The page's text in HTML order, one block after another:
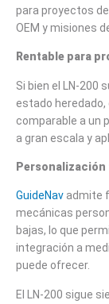
para proyectos
OEM y misiones
Rentable para
Si bien el LN-200
estado heredado,
comparable a un
a gran escala y
Personalización
GuideNav admite
mecánicas
bajas, lo que
integración a
puede ofrecer.
El LN-200 sigue